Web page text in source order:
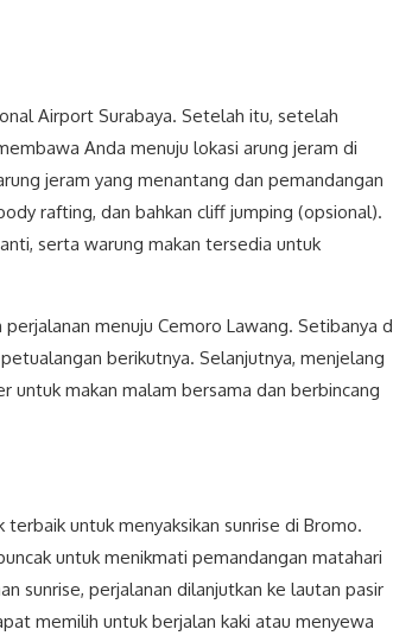
Airport Surabaya. Setelah itu, setelah
Anda menuju lokasi arung jeram di
jeram yang menantang dan pemandangan
rafting, dan bahkan cliff jumping (opsional).
serta warung makan tersedia untuk
menuju Cemoro Lawang. Setibanya
berikutnya. Selanjutnya, menjelang
untuk makan malam bersama dan berbincang
untuk menyaksikan sunrise di Bromo.
untuk menikmati pemandangan matahari
sunrise, perjalanan dilanjutkan ke lautan pasir
memilih untuk berjalan kaki atau menyewa